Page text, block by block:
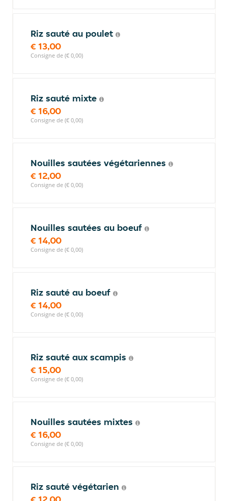
Riz sauté au poulet
€ 13,00
Consigne de (€ 0,00)
Riz sauté mixte
€ 16,00
Consigne de (€ 0,00)
Nouilles sautées végétariennes
€ 12,00
Consigne de (€ 0,00)
Nouilles sautées au boeuf
€ 14,00
Consigne de (€ 0,00)
Riz sauté au boeuf
€ 14,00
Consigne de (€ 0,00)
Riz sauté aux scampis
€ 15,00
Consigne de (€ 0,00)
Nouilles sautées mixtes
€ 16,00
Consigne de (€ 0,00)
Riz sauté végétarien